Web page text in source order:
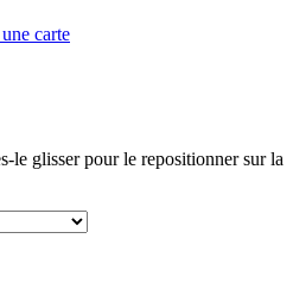
carte
le glisser pour le repositionner sur la